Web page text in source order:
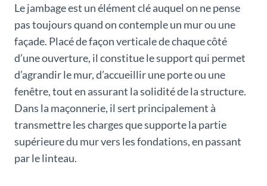
Le jambage est un élément clé auquel on ne pense
pas toujours quand on contemple un mur ou une
façade. Placé de façon verticale de chaque côté
d’une ouverture, il constitue le support qui permet
d’agrandir le mur, d’accueillir une porte ou une
fenêtre, tout en assurant la solidité de la structure.
Dans la maçonnerie, il sert principalement à
transmettre les charges que supporte la partie
supérieure du mur vers les fondations, en passant
par le linteau.